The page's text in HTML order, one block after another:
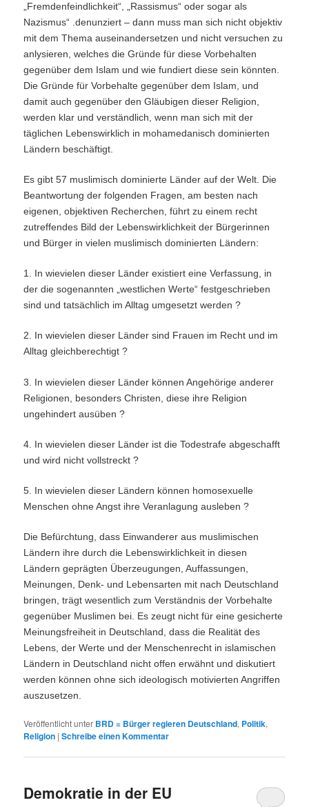
„Fremdenfeindlichkeit“, „Rassismus“ oder sogar als
Nazismus“ .denunziert – dann muss man sich nicht objektiv
mit dem Thema auseinandersetzen und nicht versuchen zu
anlysieren, welches die Gründe für diese Vorbehalten
gegenüber dem Islam und wie fundiert diese sein könnten.
Die Gründe für Vorbehalte gegenüber dem Islam, und
damit auch gegenüber den Gläubigen dieser Religion,
werden klar und verständlich, wenn man sich mit der
täglichen Lebenswirklich in mohamedanisch dominierten
Ländern beschäftigt.
Es gibt 57 muslimisch dominierte Länder auf der Welt. Die
Beantwortung der folgenden Fragen, am besten nach
eigenen, objektiven Recherchen, führt zu einem recht
zutreffendes Bild der Lebenswirklichkeit der Bürgerinnen
und Bürger in vielen muslimisch dominierten Ländern:
1. In wievielen dieser Länder existiert eine Verfassung, in
der die sogenannten „westlichen Werte“ festgeschrieben
sind und tatsächlich im Alltag umgesetzt werden ?
2. In wievielen dieser Länder sind Frauen im Recht und im
Alltag gleichberechtigt ?
3. In wievielen dieser Länder können Angehörige anderer
Religionen, besonders Christen, diese ihre Religion
ungehindert ausüben ?
4. In wievielen dieser Länder ist die Todestrafe abgeschafft
und wird nicht vollstreckt ?
5. In wievielen dieser Ländern können homosexuelle
Menschen ohne Angst ihre Veranlagung ausleben ?
Die Befürchtung, dass Einwanderer aus muslimischen
Ländern ihre durch die Lebenswirklichkeit in diesen
Ländern geprägten Überzeugungen, Auffassungen,
Meinungen, Denk- und Lebensarten mit nach Deutschland
bringen, trägt wesentlich zum Verständnis der Vorbehalte
gegenüber Muslimen bei. Es zeugt nicht für eine gesicherte
Meinungsfreiheit in Deutschland, dass die Realität des
Lebens, der Werte und der Menschenrecht in islamischen
Ländern in Deutschland nicht offen erwähnt und diskutiert
werden können ohne sich ideologisch motivierten Angriffen
auszusetzen.
Veröffentlicht unter BRD = Bürger regieren Deutschland, Politik,
Religion |Schreibe einen Kommentar
Demokratie in der EU